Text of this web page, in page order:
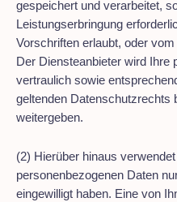
gespeichert und verarbeitet,
Leistungserbringung
Vorschriften erlaubt, oder
Der Diensteanbieter wird Ihre
vertraulich sowie
geltenden Datenschutzrechts
weitergeben.
(2) Hierüber hinaus
personenbezogenen Daten
eingewilligt haben. Eine von